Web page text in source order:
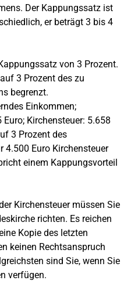
Der Kappungssatz ist
er beträgt 3 bis 4
von 3 Prozent.
3 Prozent des zu
begrenzt.
Einkommen;
Kirchensteuer: 5.658
3 Prozent des
4.500 Euro Kirchensteuer
einem Kappungsvorteil
Kirchensteuer müssen Sie
richten. Es reichen
Kopie des letzten
keinen Rechtsanspruch
sind Sie, wenn Sie
verfügen.